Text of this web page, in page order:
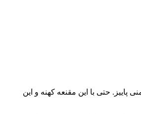
حتی با این مقنعه کهنه و این